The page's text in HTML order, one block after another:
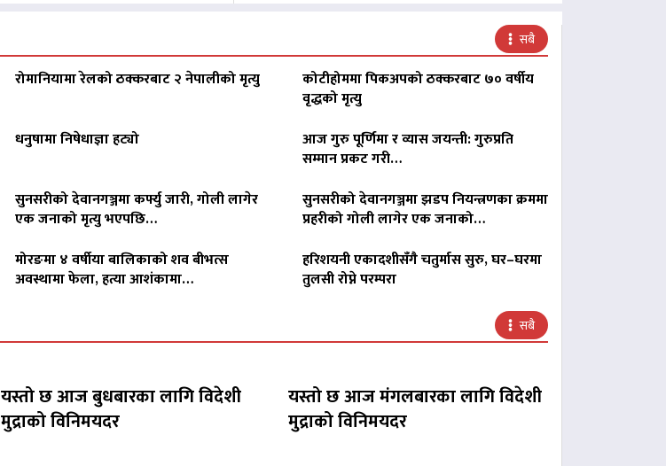
सबै
रोमानियामा रेलको ठक्करबाट २ नेपालीको मृत्यु
कोटीहोममा पिकअपको ठक्करबाट ७० वर्षीय
वृद्धको मृत्यु
धनुषामा निषेधाज्ञा हट्यो
आज गुरु पूर्णिमा र व्यास जयन्ती: गुरुप्रति
सम्मान प्रकट गरी…
सुनसरीको देवानगञ्जमा कर्फ्यु जारी, गोली लागेर
एक जनाको मृत्यु भएपछि…
सुनसरीको देवानगञ्जमा झडप नियन्त्रणका क्रममा
प्रहरीको गोली लागेर एक जनाको…
मोरङमा ४ वर्षीया बालिकाको शव बीभत्स
अवस्थामा फेला, हत्या आशंकामा…
हरिशयनी एकादशीसँगै चतुर्मास सुरु, घर–घरमा
तुलसी रोप्ने परम्परा
सबै
यस्तो छ आज बुधबारका लागि विदेशी
मुद्राको विनिमयदर
यस्तो छ आज मंगलबारका लागि विदेशी
मुद्राको विनिमयदर